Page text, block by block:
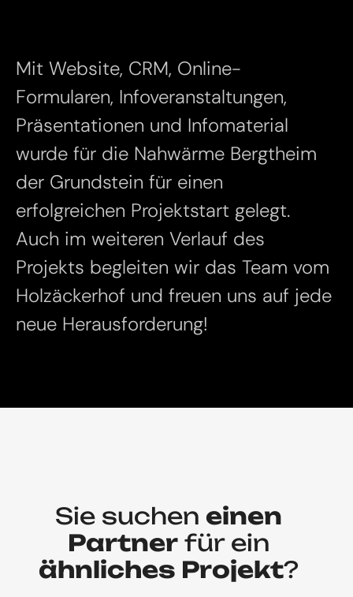
Mit Website, CRM, Online-
Formularen, Infoveranstaltungen,
Präsentationen und Infomaterial
wurde für die Nahwärme Bergtheim
der Grundstein für einen
erfolgreichen Projektstart gelegt.
Auch im weiteren Verlauf des
Projekts begleiten wir das Team vom
Holzäckerhof und freuen uns auf jede
neue Herausforderung!
Sie suchen einen
Partner für ein
ähnliches Projekt?